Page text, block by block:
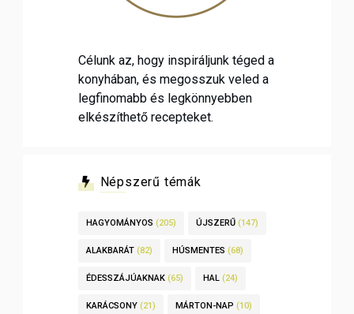
Célunk az, hogy inspiráljunk téged a
konyhában, és megosszuk veled a
legfinomabb és legkönnyebben
elkészíthető recepteket.
Népszerű témák
HAGYOMÁNYOS (205) ÚJSZERŰ (147)
ALAKBARÁT (82) HÚSMENTES (68)
ÉDESSZÁJÚAKNAK (65) HAL (24)
KARÁCSONY (21) MÁRTON-NAP (10)